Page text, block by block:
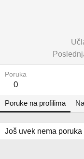
Poruka
0
Poruke na profilima
Još uvek nema